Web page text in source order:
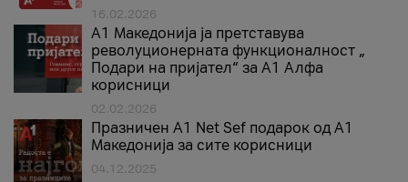
16.02.2026
А1 Македонија ја претставува
револуционерната функционалност „
Подари на пријател“ за А1 Алфа
корисници
02.02.2026
Празничен A1 Net Sеf подарок од А1
Македонија за сите корисници
04.12.2025